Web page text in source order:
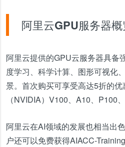
阿里云GPU服务器
阿里云提供的GPU云服务器具备
度学习、科学计算、图形可视化
景。首次购买可享受高达5折的
（NVIDIA）V100、A10、P100
阿里云在AI领域的发展也相当出
户还可以免费获得AIACC-